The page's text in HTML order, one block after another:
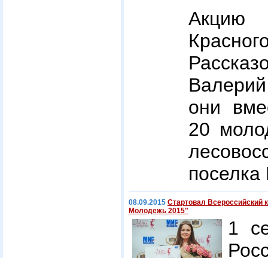
Акцию
они
20
08.09.2015 Стартовал Всероссийский
Молодежь 2015"
1